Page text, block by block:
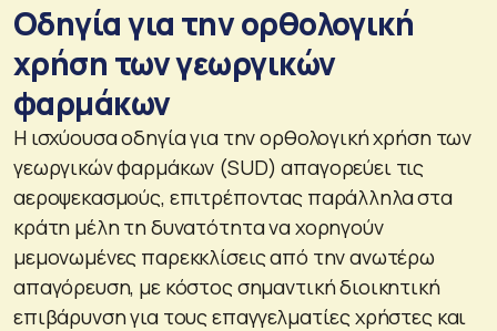
Οδηγία για την ορθολογική
χρήση των γεωργικών
φαρμάκων
Η ισχύουσα οδηγία για την ορθολογική χρήση των
γεωργικών φαρμάκων (SUD) απαγορεύει τις
αεροψεκασμούς, επιτρέποντας παράλληλα στα
κράτη μέλη τη δυνατότητα να χορηγούν
μεμονωμένες παρεκκλίσεις από την ανωτέρω
απαγόρευση, με κόστος σημαντική διοικητική
επιβάρυνση για τους επαγγελματίες χρήστες και